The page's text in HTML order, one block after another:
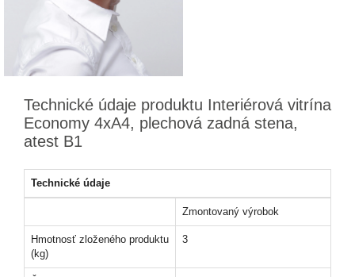
Technické údaje produktu Interiérová vitrína
Economy 4xA4, plechová zadná stena,
atest B1
Technické údaje
Zmontovaný výrobok
Hmotnosť zloženého produktu
(kg)
3